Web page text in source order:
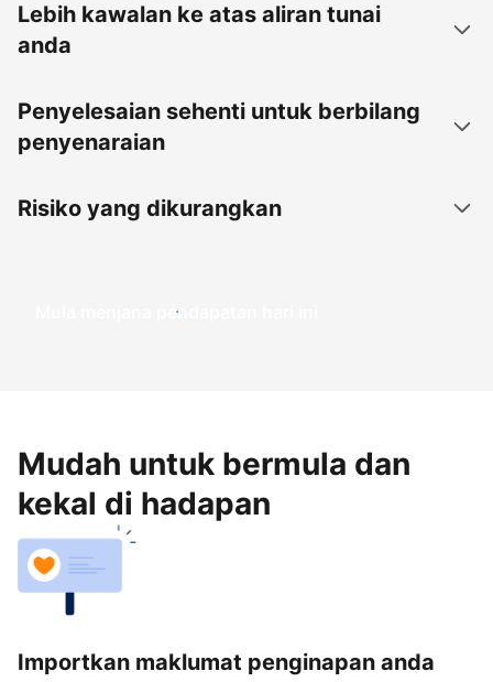
Lebih kawalan ke atas aliran tunai
anda
Penyelesaian sehenti untuk berbilang
penyenaraian
Risiko yang dikurangkan
Mula menjana pendapatan hari ini
Mudah untuk bermula dan
kekal di hadapan
Importkan maklumat penginapan anda